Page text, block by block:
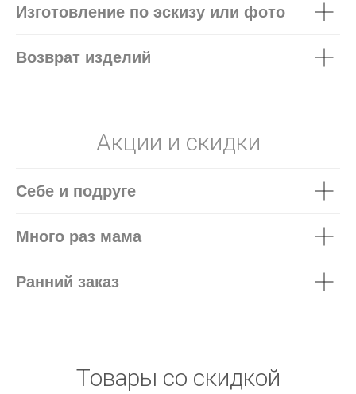
Изготовление по эскизу или фото
Возврат изделий
Акции и скидки
Себе и подруге
Много раз мама
Ранний заказ
Товары со скидкой